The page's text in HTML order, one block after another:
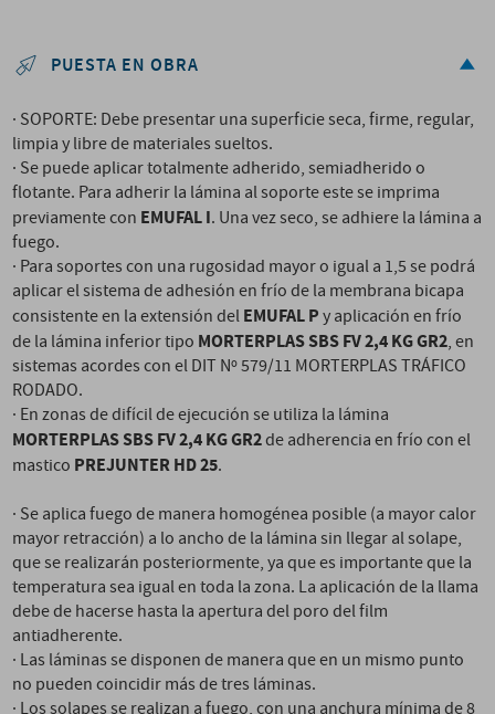
PUESTA EN OBRA
· SOPORTE: Debe presentar una superficie seca, firme, regular,
limpia y libre de materiales sueltos.
· Se puede aplicar totalmente adherido, semiadherido o
flotante. Para adherir la lámina al soporte este se imprima
previamente con EMUFAL I. Una vez seco, se adhiere la lámina a
fuego.
· Para soportes con una rugosidad mayor o igual a 1,5 se podrá
aplicar el sistema de adhesión en frío de la membrana bicapa
consistente en la extensión delEMUFAL Py aplicación en frío
de la lámina inferior tipo MORTERPLAS SBS FV 2,4 KG GR2, en
sistemas acordes con el DIT Nº 579/11 MORTERPLAS TRÁFICO
RODADO.
· En zonas de difícil de ejecución se utiliza la lámina
MORTERPLAS SBS FV 2,4 KG GR2de adherencia en frío con el
mastico PREJUNTER HD 25.
· Se aplica fuego de manera homogénea posible (a mayor calor
mayor retracción) a lo ancho de la lámina sin llegar al solape,
que se realizarán posteriormente, ya que es importante que la
temperatura sea igual en toda la zona. La aplicación de la llama
debe de hacerse hasta la apertura del poro del film
antiadherente.
· Las láminas se disponen de manera que en un mismo punto
no pueden coincidir más de tres láminas.
· Los solapes se realizan a fuego, con una anchura mínima de 8